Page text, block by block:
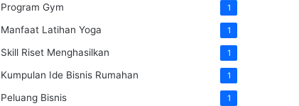
Program Gym 1
Manfaat Latihan Yoga 1
Skill Riset Menghasilkan 1
Kumpulan Ide Bisnis Rumahan 1
Peluang Bisnis 1